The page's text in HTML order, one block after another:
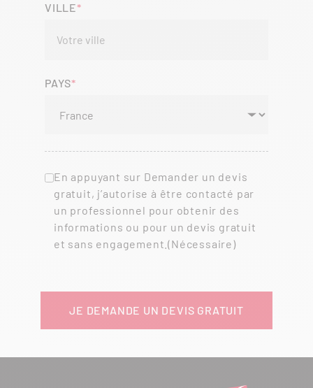
VILLE
PAYS
En appuyant sur Demander un devis
gratuit, j’autorise à être contacté par
un professionnel pour obtenir des
informations ou pour un devis gratuit
et sans engagement.(Nécessaire)